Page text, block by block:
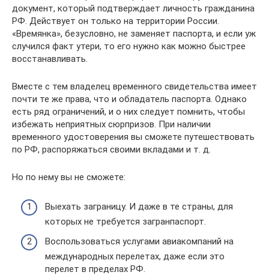
документ, который подтверждает личность гражданина
РФ. Действует он только на территории России.
«Времянка», безусловно, не заменяет паспорта, и если уж
случился факт утери, то его нужно как можно быстрее
восстанавливать.
Вместе с тем владелец временного свидетельства имеет
почти те же права, что и обладатель паспорта. Однако
есть ряд ограничений, и о них следует помнить, чтобы
избежать неприятных сюрпризов. При наличии
временного удостоверения вы сможете путешествовать
по РФ, распоряжаться своими вкладами и т. д.
Но по нему вы не сможете:
Выехать заграницу. И даже в те страны, для
которых не требуется загранпаспорт.
Воспользоваться услугами авиакомпаний на
международных перелетах, даже если это
перелет в пределах РФ.